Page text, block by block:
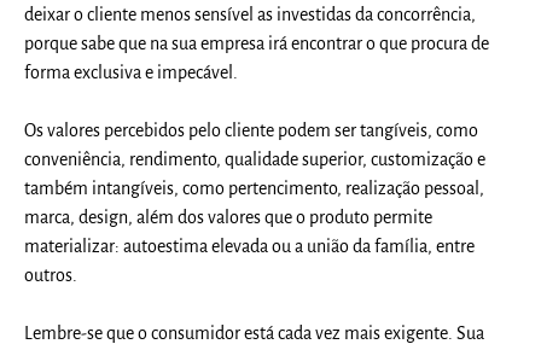
deixar o cliente menos sensível as investidas da concorrência,
porque sabe que na sua empresa irá encontrar o que procura de
forma exclusiva e impecável.
Os valores percebidos pelo cliente podem ser tangíveis, como
conveniência, rendimento, qualidade superior, customização e
também intangíveis, como pertencimento, realização pessoal,
marca, design, além dos valores que o produto permite
materializar: autoestima elevada ou a união da família, entre
outros.
Lembre-se que o consumidor está cada vez mais exigente. Sua